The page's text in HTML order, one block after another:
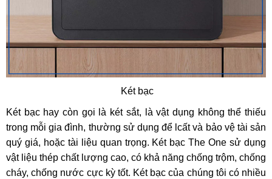
Két bạc
Két bạc hay còn gọi là két sắt, là vật dụng không thể thiếu
trong mỗi gia đình, thường sử dụng để lcất và bảo vệ tài sản
quý giá, hoặc tài liệu quan trọng. Két bạc The One sử dụng
vật liệu thép chất lượng cao, có khả năng chống trộm, chống
cháy, chống nước cực kỳ tốt. Két bạc của chúng tôi có nhiều